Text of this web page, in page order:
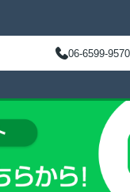
06-6599-9570